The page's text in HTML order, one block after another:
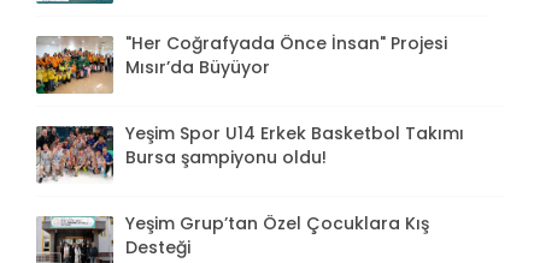
"Her Coğrafyada Önce İnsan" Projesi
Mısır’da Büyüyor
Yeşim Spor U14 Erkek Basketbol Takımı
Bursa şampiyonu oldu!
Yeşim Grup’tan Özel Çocuklara Kış
Desteği